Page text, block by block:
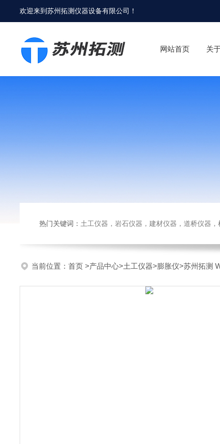
欢迎来到苏州拓测仪器设备有限公司 ！
网站首页 关
热门关键词： 土工仪器，岩石仪器，建材仪器，道桥仪器，检测
当前位置： 首页 >产品中心>土工仪器>膨胀仪>苏州拓测